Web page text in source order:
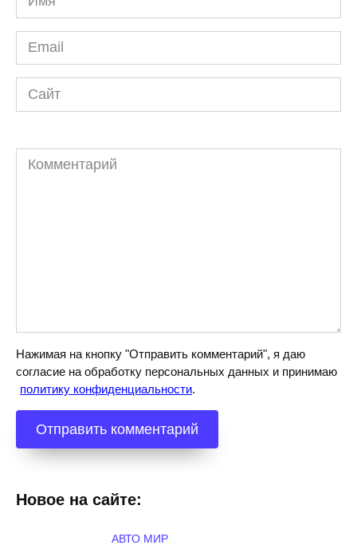
*
Email
*
Сайт
Комментарий
Нажимая на кнопку "Отправить комментарий", я даю
согласие на обработку персональных данных и принимаю
политику конфиденциальности.
Новое на сайте:
АВТО МИР